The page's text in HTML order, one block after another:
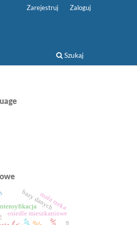
Szukaj
Zarejestruj Zaloguj
osiedle mieszkaniowe
bazy danych
mała rzeka